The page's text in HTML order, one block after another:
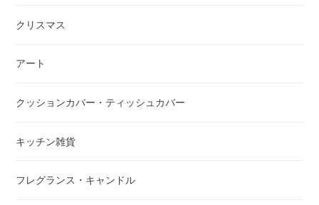
クリスマス
アート
クッションカバー・ティッシュカバー
キッチン雑貨
フレグランス・キャンドル